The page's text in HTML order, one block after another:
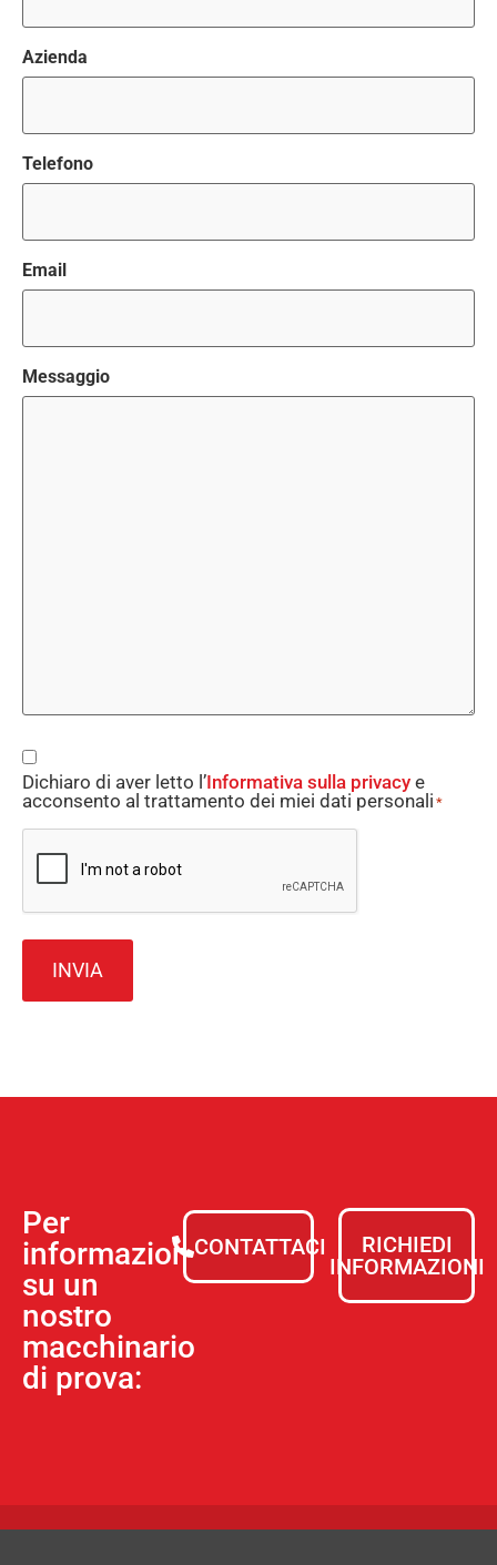
Azienda
Telefono
Email
Messaggio
Consent
*
Dichiaro di aver letto l’Informativa sulla privacy e
acconsento al trattamento dei miei dati personali *
CAPTCHA
Per
informazioni
su un
nostro
macchinario
di prova:
CONTATTACI
RICHIEDI
INFORMAZIONI